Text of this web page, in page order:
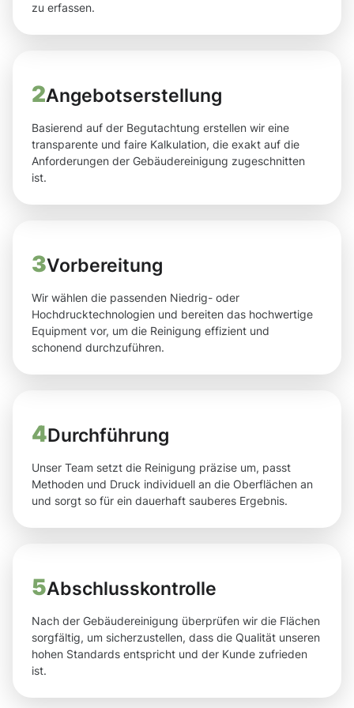
zu erfassen.
2Angebotserstellung
Basierend auf der Begutachtung erstellen wir eine
transparente und faire Kalkulation, die exakt auf die
Anforderungen der Gebäudereinigung zugeschnitten
ist.
3Vorbereitung
Wir wählen die passenden Niedrig- oder
Hochdrucktechnologien und bereiten das hochwertige
Equipment vor, um die Reinigung effizient und
schonend durchzuführen.
4Durchführung
Unser Team setzt die Reinigung präzise um, passt
Methoden und Druck individuell an die Oberflächen an
und sorgt so für ein dauerhaft sauberes Ergebnis.
5Abschlusskontrolle
Nach der Gebäudereinigung überprüfen wir die Flächen
sorgfältig, um sicherzustellen, dass die Qualität unseren
hohen Standards entspricht und der Kunde zufrieden
ist.